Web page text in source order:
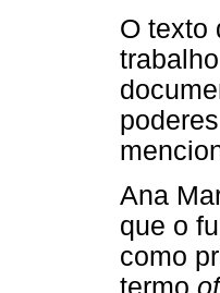
O texto
Ana
que o
como